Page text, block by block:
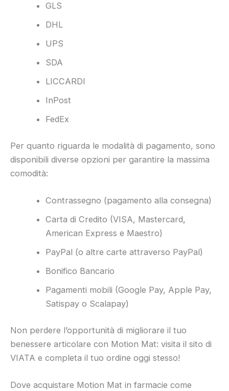
GLS
DHL
UPS
SDA
LICCARDI
InPost
FedEx
Per quanto riguarda le modalità di pagamento, sono
disponibili diverse opzioni per garantire la massima
comodità:
Contrassegno (pagamento alla consegna)
Carta di Credito (VISA, Mastercard,
American Express e Maestro)
PayPal (o altre carte attraverso PayPal)
Bonifico Bancario
Pagamenti mobili (Google Pay, Apple Pay,
Satispay o Scalapay)
Non perdere l’opportunità di migliorare il tuo
benessere articolare con Motion Mat: visita il sito di
VIATA e completa il tuo ordine oggi stesso!
Dove acquistare Motion Mat in farmacie come